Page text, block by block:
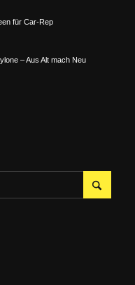
für Car-Rep
– Aus Alt mach Neu